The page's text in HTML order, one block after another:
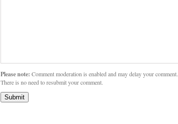
Please note: Comment moderation is enabled and may delay your comment.
There is no need to resubmit your comment.